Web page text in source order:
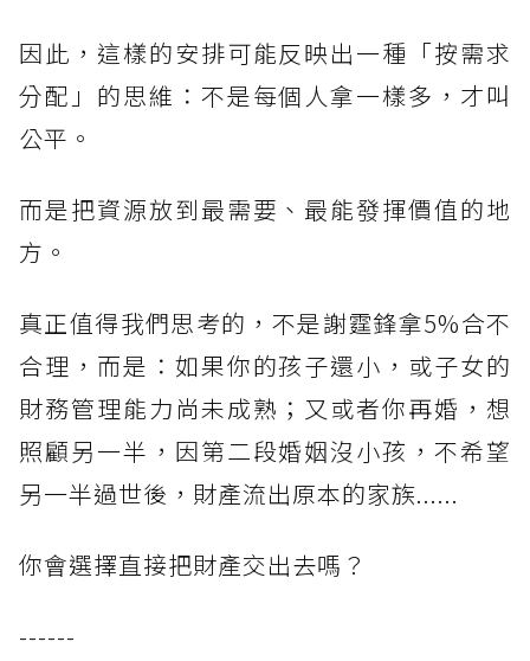
因此，這樣的安排可能反映出一種「按需求
分配」的思維：不是每個人拿一樣多，才叫
公平。
而是把資源放到最需要、最能發揮價值的地
方。
真正值得我們思考的，不是謝霆鋒拿5%合不
合理，而是：如果你的孩子還小，或子女的
財務管理能力尚未成熟；又或者你再婚，想
照顧另一半，因第二段婚姻沒小孩，不希望
另一半過世後，財產流出原本的家族......
你會選擇直接把財產交出去嗎？
------